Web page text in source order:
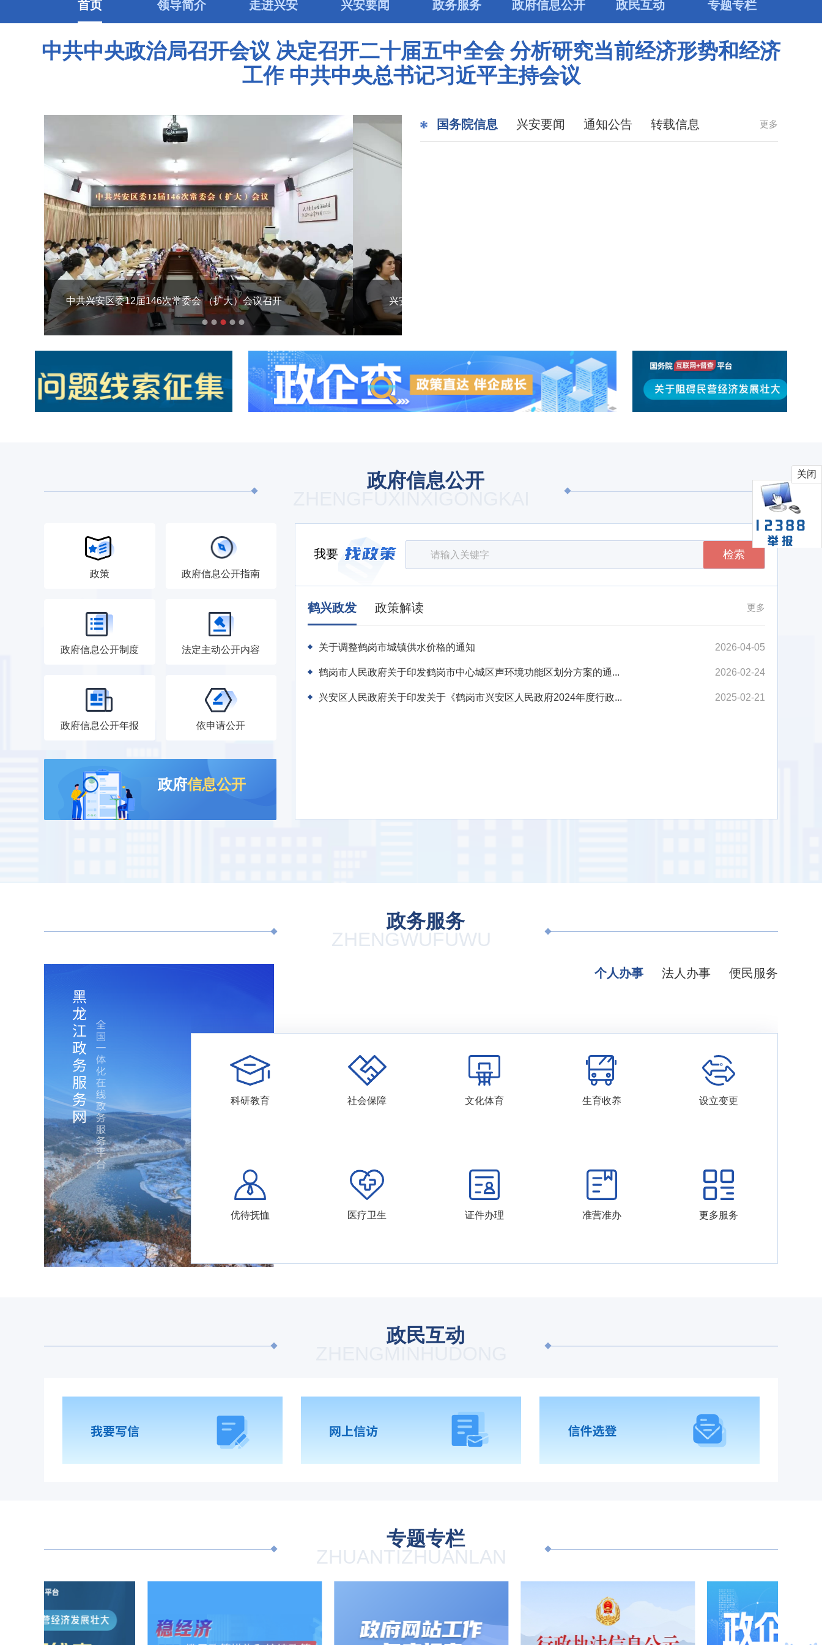
首页 领导简介 走进兴安 兴安要闻 政务服务 政府信息公开 政民互动 专题专栏
中共中央政治局召开会议 决定召开二十届五中全会 分析研究当前经济形势和经济
工作 中共中央总书记习近平主持会议
兴安区政府党组（扩大）会议暨区政府15届76次常务（扩大）会议
国务院信息 兴安要闻 通知公告 转载信息 更多
政府信息公开
政策 政府信息公开指南
政府信息公开制度 法定主动公开内容
政府信息公开年报 依申请公开
政府信息公开
我要 检索
鹤兴政发 政策解读 更多
关于调整鹤岗市城镇供水价格的通知 2026-04-05
鹤岗市人民政府关于印发鹤岗市中心城区声环境功能区划分方案的通... 2026-02-24
兴安区人民政府关于印发关于《鹤岗市兴安区人民政府2024年度行政... 2025-02-21
政务服务
ZHENGWUFUWU
个人办事 法人办事 便民服务
科研教育 社会保障 文化体育 生育收养 设立变更
优待抚恤 医疗卫生 证件办理 准营准办 更多服务
政民互动
专题专栏
ZHUANTIZHUANLAN
关闭